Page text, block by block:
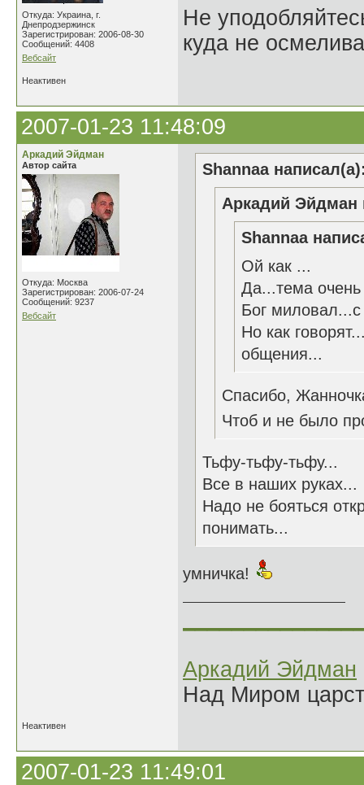
Откуда: Украина, г.
Днепродзержинск
Зарегистрирован: 2006-08-30
Сообщений: 4408
Вебсайт
Не
куда не
Неактивен
2007-01-23 11:48:09
Аркадий Эйдман
Автор сайта
Откуда: Москва
Зарегистрирован: 2006-07-24
Сообщений: 9237
Вебсайт
Shannaa
Аркадий Эйдман
Shannaa
Ой как ...
Да...тема очень
Бог
Но как
общения...
Спасибо,
Чтоб и не было
Тьфу-тьфу-тьфу...
Все в наших руках...
Надо не бояться
понимать...
умничка!
Аркадий Эйдман
Над Миром
Неактивен
2007-01-23 11:49:01